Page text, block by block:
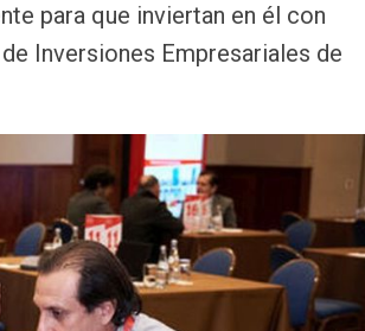
para que inviertan en él con
Inversiones Empresariales de